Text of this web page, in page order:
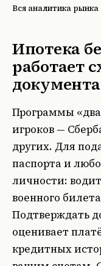
Вся аналитика
Ипотека
работает
Программы
игроков —
других. Для
паспорта и
личности:
военного
Подтверждать
оценивает
кредитных